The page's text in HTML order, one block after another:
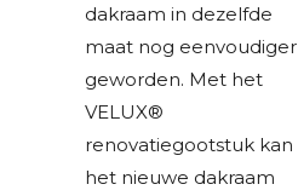
dakraam in dezelfde
maat nog eenvoudiger
geworden. Met het
VELUX®
renovatiegootstuk kan
het nieuwe dakraam